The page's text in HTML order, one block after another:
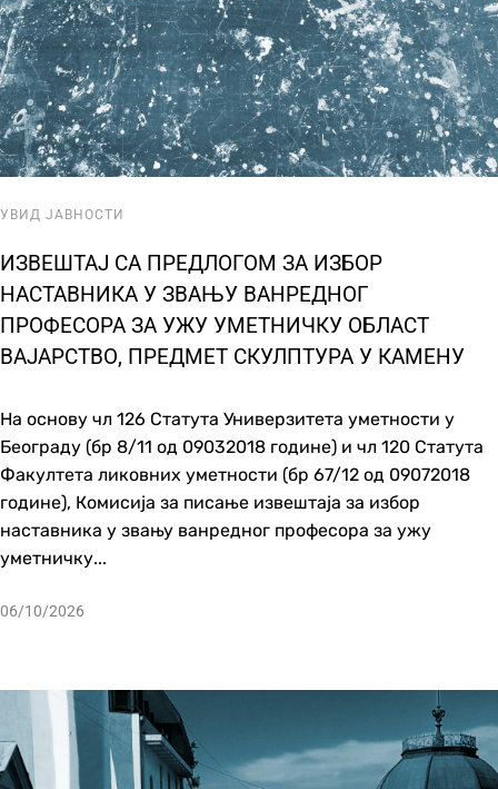
УВИД ЈАВНОСТИ
ИЗВЕШТАЈ СА ПРЕДЛОГОМ ЗА ИЗБОР
НАСТАВНИКА У ЗВАЊУ ВАНРЕДНОГ
ПРОФЕСОРА ЗА УЖУ УМЕТНИЧКУ ОБЛАСТ
ВАЈАРСТВО, ПРЕДМЕТ СКУЛПТУРА У КАМЕНУ
На основу чл 126 Статута Универзитета уметности у
Београду (бр 8/11 од 09032018 године) и чл 120 Статута
Факултета ликовних уметности (бр 67/12 од 09072018
године), Комисија за писање извештаја за избор
наставника у звању ванредног професора за ужу
уметничку...
06/10/2026